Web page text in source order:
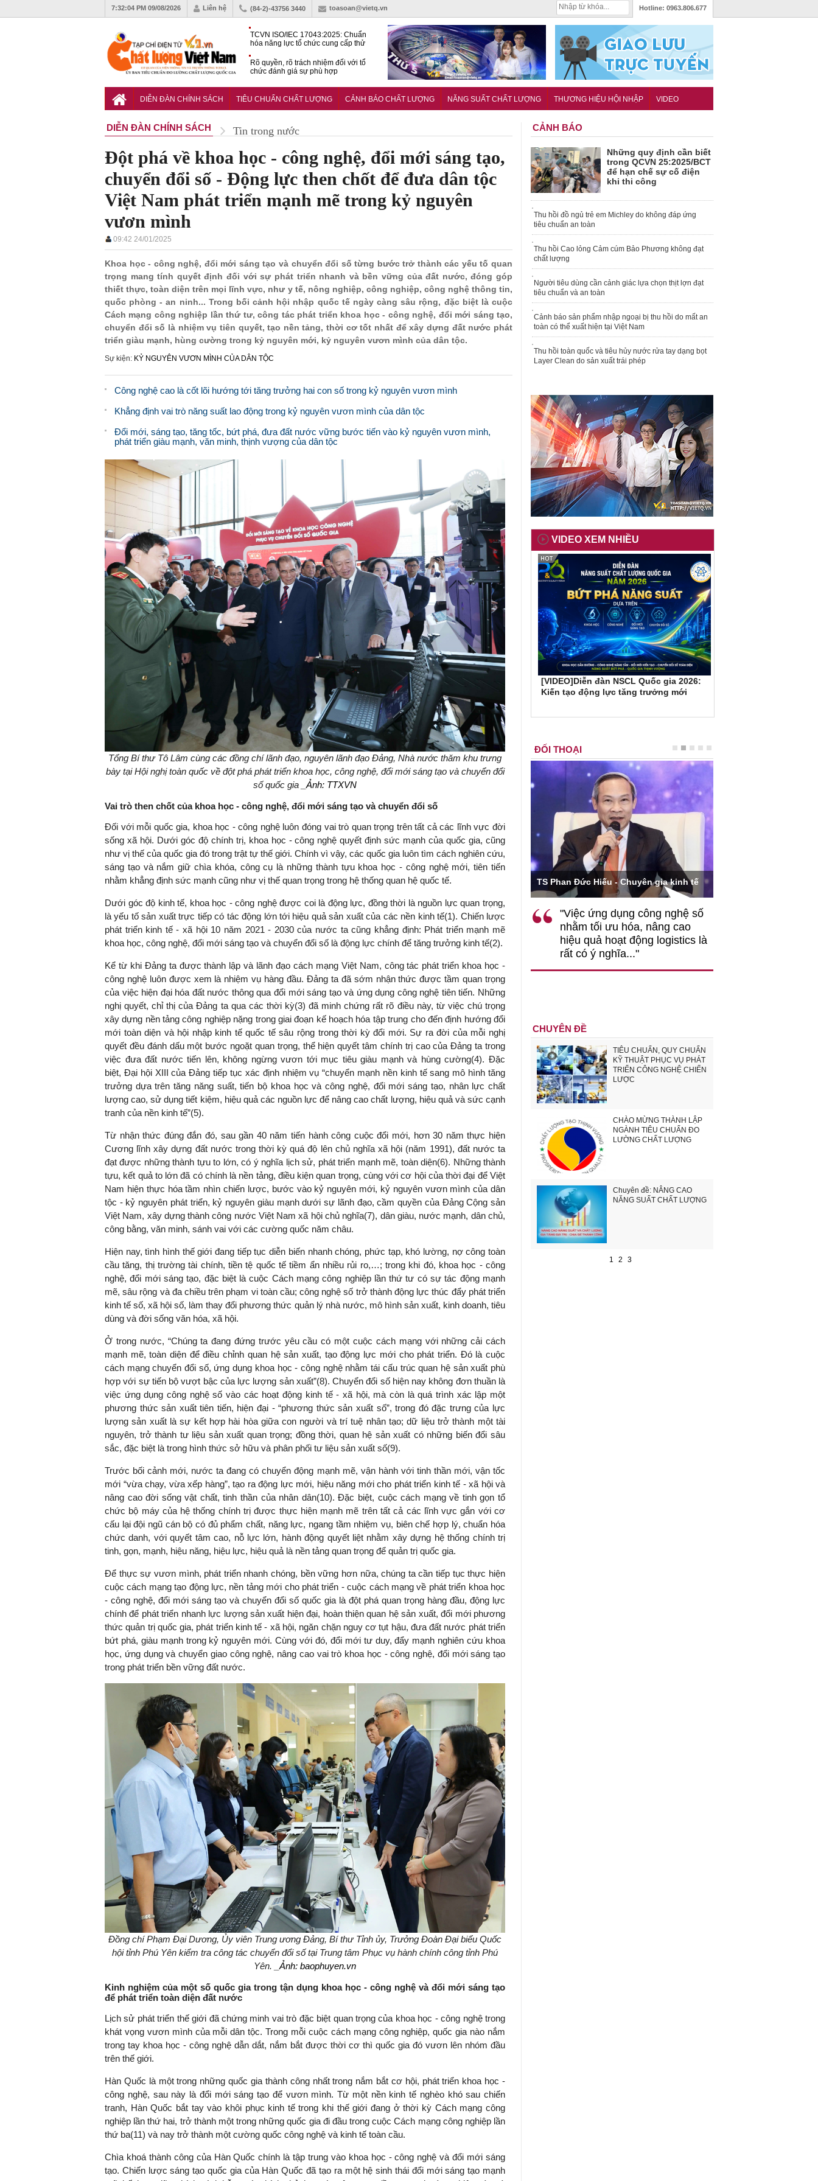
7:32:05 PM 09/08/2026 Liên hệ (84-2)-43756 3440 toasoan@vietq.vn Hotline: 0963.806.677
TCVN ISO/IEC 17043:2025: Chuẩn
hóa năng lực tổ chức cung cấp thử
Rõ quyền, rõ trách nhiệm đối với tổ
chức đánh giá sự phù hợp
Công cụ định hướng tổng thể, dài
DIỄN ĐÀN CHÍNH SÁCH TIÊU CHUẨN CHẤT LƯỢNG CẢNH BÁO CHẤT LƯỢNG NĂNG SUẤT CHẤT LƯỢNG THƯƠNG HIỆU HỘI NHẬP VIDEO
DIỄN ĐÀN CHÍNH SÁCH Tin trong nước
Đột phá về khoa học - công nghệ, đổi mới sáng tạo,
chuyển đổi số - Động lực then chốt để đưa dân tộc
Việt Nam phát triển mạnh mẽ trong kỷ nguyên
vươn mình
09:42 24/01/2025
Khoa học - công nghệ, đổi mới sáng tạo và chuyển đổi số từng bước trở thành các yếu tố quan
trọng mang tính quyết định đối với sự phát triển nhanh và bền vững của đất nước, đóng góp
thiết thực, toàn diện trên mọi lĩnh vực, như y tế, nông nghiệp, công nghiệp, công nghệ thông tin,
quốc phòng - an ninh... Trong bối cảnh hội nhập quốc tế ngày càng sâu rộng, đặc biệt là cuộc
Cách mạng công nghiệp lần thứ tư, công tác phát triển khoa học - công nghệ, đổi mới sáng tạo,
chuyển đổi số là nhiệm vụ tiên quyết, tạo nền tảng, thời cơ tốt nhất để xây dựng đất nước phát
triển giàu mạnh, hùng cường trong kỷ nguyên mới, kỷ nguyên vươn mình của dân tộc.
Sự kiện: KỶ NGUYÊN VƯƠN MÌNH CỦA DÂN TỘC
Công nghệ cao là cốt lõi hướng tới tăng trưởng hai con số trong kỷ nguyên vươn mình
Khẳng định vai trò năng suất lao động trong kỷ nguyên vươn mình của dân tộc
Đổi mới, sáng tạo, tăng tốc, bứt phá, đưa đất nước vững bước tiến vào kỷ nguyên vươn mình,
phát triển giàu mạnh, văn minh, thịnh vượng của dân tộc
Tổng Bí thư Tô Lâm cùng các đồng chí lãnh đạo, nguyên lãnh đạo Đảng, Nhà nước thăm khu trưng
bày tại Hội nghị toàn quốc về đột phá phát triển khoa học, công nghệ, đổi mới sáng tạo và chuyển đổi
số quốc gia
_Ảnh: TTXVN
Vai trò then chốt của khoa học - công nghệ, đổi mới sáng tạo và chuyển đổi số
Đối với mỗi quốc gia, khoa học - công nghệ luôn đóng vai trò quan trọng trên tất cả các lĩnh vực đời
sống xã hội. Dưới góc độ chính trị, khoa học - công nghệ quyết định sức mạnh của quốc gia, cũng
như vị thế của quốc gia đó trong trật tự thế giới. Chính vì vậy, các quốc gia luôn tìm cách nghiên cứu,
sáng tạo và nắm giữ chìa khóa, công cụ là những thành tựu khoa học - công nghệ mới, tiên tiến
nhằm khẳng định sức mạnh cũng như vị thế quan trọng trong hệ thống quan hệ quốc tế.
Dưới góc độ kinh tế, khoa học - công nghệ được coi là động lực, đồng thời là nguồn lực quan trọng,
là yếu tố sản xuất trực tiếp có tác động lớn tới hiệu quả sản xuất của các nền kinh tế(1). Chiến lược
phát triển kinh tế - xã hội 10 năm 2021 - 2030 của nước ta cũng khẳng định: Phát triển mạnh mẽ
khoa học, công nghệ, đổi mới sáng tạo và chuyển đổi số là động lực chính để tăng trưởng kinh tế(2).
Kể từ khi Đảng ta được thành lập và lãnh đạo cách mạng Việt Nam, công tác phát triển khoa học -
công nghệ luôn được xem là nhiệm vụ hàng đầu. Đảng ta đã sớm nhận thức được tầm quan trọng
của việc hiện đại hóa đất nước thông qua đổi mới sáng tạo và ứng dụng công nghệ tiên tiến. Những
nghị quyết, chỉ thị của Đảng ta qua các thời kỳ(3) đã minh chứng rất rõ điều này, từ việc chú trọng
xây dựng nền tảng công nghiệp nặng trong giai đoạn kế hoạch hóa tập trung cho đến định hướng đổi
mới toàn diện và hội nhập kinh tế quốc tế sâu rộng trong thời kỳ đổi mới. Sự ra đời của mỗi nghị
quyết đều đánh dấu một bước ngoặt quan trọng, thể hiện quyết tâm chính trị cao của Đảng ta trong
việc đưa đất nước tiến lên, không ngừng vươn tới mục tiêu giàu mạnh và hùng cường(4). Đặc
biệt, Đại hội XIII của Đảng tiếp tục xác định nhiệm vụ “chuyển mạnh nền kinh tế sang mô hình tăng
trưởng dựa trên tăng năng suất, tiến bộ khoa học và công nghệ, đổi mới sáng tạo, nhân lực chất
lượng cao, sử dụng tiết kiệm, hiệu quả các nguồn lực để nâng cao chất lượng, hiệu quả và sức cạnh
tranh của nền kinh tế”(5).
Từ nhận thức đúng đắn đó, sau gần 40 năm tiến hành công cuộc đổi mới, hơn 30 năm thực hiện
Cương lĩnh xây dựng đất nước trong thời kỳ quá độ lên chủ nghĩa xã hội (năm 1991), đất nước ta
đạt được những thành tựu to lớn, có ý nghĩa lịch sử, phát triển mạnh mẽ, toàn diện(6). Những thành
tựu, kết quả to lớn đã có chính là nền tảng, điều kiện quan trọng, cùng với cơ hội của thời đại để Việt
Nam hiện thực hóa tầm nhìn chiến lược, bước vào kỷ nguyên mới, kỷ nguyên vươn mình của dân
tộc - kỷ nguyên phát triển, kỷ nguyên giàu mạnh dưới sự lãnh đạo, cầm quyền của Đảng Cộng sản
Việt Nam, xây dựng thành công nước Việt Nam xã hội chủ nghĩa(7), dân giàu, nước mạnh, dân chủ,
công bằng, văn minh, sánh vai với các cường quốc năm châu.
Hiện nay,tình hình thế giới đang tiếp tục diễn biến nhanh chóng, phức tạp, khó lường, nợ công toàn
cầu tăng, thị trường tài chính, tiền tệ quốc tế tiềm ẩn nhiều rủi ro,…; trong khi đó, khoa học - công
nghệ, đổi mới sáng tạo, đặc biệt là cuộc Cách mạng công nghiệp lần thứ tư có sự tác động mạnh
mẽ, sâu rộng và đa chiều trên phạm vi toàn cầu; công nghệ số trở thành động lực thúc đẩy phát triển
kinh tế số, xã hội số, làm thay đổi phương thức quản lý nhà nước, mô hình sản xuất, kinh doanh, tiêu
dùng và đời sống văn hóa, xã hội.
Ở trong nước, “Chúng ta đang đứng trước yêu cầu có một cuộc cách mạng với những cải cách
mạnh mẽ, toàn diện để điều chỉnh quan hệ sản xuất, tạo động lực mới cho phát triển. Đó là cuộc
cách mạng chuyển đổi số, ứng dụng khoa học - công nghệ nhằm tái cấu trúc quan hệ sản xuất phù
hợp với sự tiến bộ vượt bậc của lực lượng sản xuất”(8). Chuyển đổi số hiện nay không đơn thuần là
việc ứng dụng công nghệ số vào các hoạt động kinh tế - xã hội, mà còn là quá trình xác lập một
phương thức sản xuất tiên tiến, hiện đại - “phương thức sản xuất số”, trong đó đặc trưng của lực
lượng sản xuất là sự kết hợp hài hòa giữa con người và trí tuệ nhân tạo; dữ liệu trở thành một tài
nguyên, trở thành tư liệu sản xuất quan trọng; đồng thời, quan hệ sản xuất có những biến đổi sâu
sắc, đặc biệt là trong hình thức sở hữu và phân phối tư liệu sản xuất số(9).
Trước bối cảnh mới, nước ta đang có chuyển động mạnh mẽ, vận hành với tinh thần mới, vận tốc
mới “vừa chạy, vừa xếp hàng”, tạo ra động lực mới, hiệu năng mới cho phát triển kinh tế - xã hội và
nâng cao đời sống vật chất, tinh thần của nhân dân(10). Đặc biệt, cuộc cách mạng về tinh gọn tổ
chức bộ máy của hệ thống chính trị được thực hiện mạnh mẽ trên tất cả các lĩnh vực gắn với cơ
cấu lại đội ngũ cán bộ có đủ phẩm chất, năng lực, ngang tầm nhiệm vụ, biên chế hợp lý, chuẩn hóa
chức danh, với quyết tâm cao, nỗ lực lớn, hành động quyết liệt nhằm xây dựng hệ thống chính trị
tinh, gọn, mạnh, hiệu năng, hiệu lực, hiệu quả là nền tảng quan trọng để quản trị quốc gia.
Để thực sự vươn mình, phát triển nhanh chóng, bền vững hơn nữa, chúng ta cần tiếp tục thực hiện
cuộc cách mạng tạo động lực, nền tảng mới cho phát triển - cuộc cách mạng về phát triển khoa học
- công nghệ, đổi mới sáng tạo và chuyển đổi số quốc gia là đột phá quan trọng hàng đầu, động lực
chính để phát triển nhanh lực lượng sản xuất hiện đại, hoàn thiện quan hệ sản xuất, đổi mới phương
thức quản trị quốc gia, phát triển kinh tế - xã hội, ngăn chặn nguy cơ tụt hậu, đưa đất nước phát triển
bứt phá, giàu mạnh trong kỷ nguyên mới. Cùng với đó, đổi mới tư duy, đẩy mạnh nghiên cứu khoa
học, ứng dụng và chuyển giao công nghệ, nâng cao vai trò khoa học - công nghệ, đổi mới sáng tạo
trong phát triển bền vững đất nước.
Đồng chí Phạm Đại Dương, Ủy viên Trung ương Đảng, Bí thư Tỉnh ủy, Trưởng Đoàn Đại biểu Quốc
hội tỉnh Phú Yên kiểm tra công tác chuyển đổi số tại Trung tâm Phục vụ hành chính công tỉnh Phú
Yên.
_Ảnh: baophuyen.vn
Kinh nghiệm của một số quốc gia trong tận dụng khoa học - công nghệ và đổi mới sáng tạo
để phát triển toàn diện đất nước
Lịch sử phát triển thế giới đã chứng minh vai trò đặc biệt quan trọng của khoa học - công nghệ trong
khát vọng vươn mình của mỗi dân tộc. Trong mỗi cuộc cách mạng công nghiệp, quốc gia nào nắm
trong tay khoa học - công nghệ dẫn dắt, nắm bắt được thời cơ thì quốc gia đó vươn lên nhóm đầu
trên thế giới.
Hàn Quốc là một trong những quốc gia thành công nhất trong nắm bắt cơ hội, phát triển khoa học -
công nghệ, sau này là đổi mới sáng tạo để vươn mình. Từ một nền kinh tế nghèo khó sau chiến
tranh, Hàn Quốc bắt tay vào khôi phục kinh tế trong khi thế giới đang ở thời kỳ Cách mạng công
nghiệp lần thứ hai, trở thành một trong những quốc gia đi đầu trong cuộc Cách mạng công nghiệp lần
thứ ba(11) và nay trở thành một cường quốc công nghệ và kinh tế toàn cầu.
Chìa khoá thành công của Hàn Quốc chính là tập trung vào khoa học - công nghệ và đổi mới sáng
tạo. Chiến lược sáng tạo quốc gia của Hàn Quốc đã tạo ra một hệ sinh thái đổi mới sáng tạo mạnh
CẢNH BÁO
Những quy định cần biết
trong QCVN 25:2025/BCT
để hạn chế sự cố điện
khi thi công
Thu hồi đồ ngủ trẻ em Michley do không đáp ứng
tiêu chuẩn an toàn
Thu hồi Cao lỏng Cảm cúm Bảo Phương không đạt
chất lượng
Người tiêu dùng cần cảnh giác lựa chọn thịt lợn đạt
tiêu chuẩn và an toàn
Cảnh báo sản phẩm nhập ngoại bị thu hồi do mất an
toàn có thể xuất hiện tại Việt Nam
Thu hồi toàn quốc và tiêu hủy nước rửa tay dạng bọt
Layer Clean do sản xuất trái phép
VIDEO XEM NHIỀU
[VIDEO]Diễn đàn NSCL Quốc gia 2026:
Kiến tạo động lực tăng trưởng mới
ĐỐI THOẠI
TS. Nguyễn Đức Độ - Phó Viện trưởng
Viện Kinh tế Tài chính
"Có rất nhiều việc phải làm
ngay từ bây giờ và trên thực tế
đang được tiến hành như tăng
nghệ; ban hành các cơ chế
khuyến khích đổi mới sáng tạo,
khởi nghiệp..."
Việc sử dụng hiệu quả chính
sách tài khóa không chỉ mang ý
nghĩa hỗ trợ ngắn hạn mà còn
tăng trưởng bền vững dài hạn.
TS Phan Đức Hiếu - Chuyên gia kinh tế
"Việc ứng dụng công nghệ số
nhằm tối ưu hóa, nâng cao
hiệu quả hoạt động logistics là
rất có ý nghĩa..."
CHUYÊN ĐỀ
TIÊU CHUẨN, QUY CHUẨN
KỸ THUẬT PHỤC VỤ PHÁT
TRIỂN CÔNG NGHỆ CHIẾN
LƯỢC
CHÀO MỪNG THÀNH LẬP
NGÀNH TIÊU CHUẨN ĐO
LƯỜNG CHẤT LƯỢNG
Chuyên đề: NÂNG CAO
NĂNG SUẤT CHẤT LƯỢNG
1 2 3